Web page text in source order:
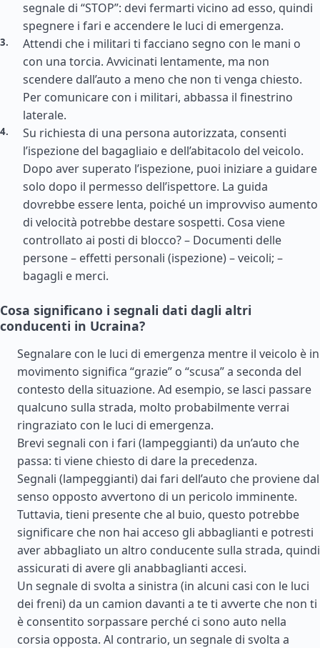
segnale di “STOP”: devi fermarti vicino ad esso, quindi
spegnere i fari e accendere le luci di emergenza.
Attendi che i militari ti facciano segno con le mani o
con una torcia. Avvicinati lentamente, ma non
scendere dall’auto a meno che non ti venga chiesto.
Per comunicare con i militari, abbassa il finestrino
laterale.
Su richiesta di una persona autorizzata, consenti
l’ispezione del bagagliaio e dell’abitacolo del veicolo.
Dopo aver superato l’ispezione, puoi iniziare a guidare
solo dopo il permesso dell’ispettore. La guida
dovrebbe essere lenta, poiché un improvviso aumento
di velocità potrebbe destare sospetti. Cosa viene
controllato ai posti di blocco? – Documenti delle
persone – effetti personali (ispezione) – veicoli; –
bagagli e merci.
Cosa significano i segnali dati dagli altri
conducenti in Ucraina?
Segnalare con le luci di emergenza mentre il veicolo è in
movimento significa “grazie” o “scusa” a seconda del
contesto della situazione. Ad esempio, se lasci passare
qualcuno sulla strada, molto probabilmente verrai
ringraziato con le luci di emergenza.
Brevi segnali con i fari (lampeggianti) da un’auto che
passa: ti viene chiesto di dare la precedenza.
Segnali (lampeggianti) dai fari dell’auto che proviene dal
senso opposto avvertono di un pericolo imminente.
Tuttavia, tieni presente che al buio, questo potrebbe
significare che non hai acceso gli abbaglianti e potresti
aver abbagliato un altro conducente sulla strada, quindi
assicurati di avere gli anabbaglianti accesi.
Un segnale di svolta a sinistra (in alcuni casi con le luci
dei freni) da un camion davanti a te ti avverte che non ti
è consentito sorpassare perché ci sono auto nella
corsia opposta. Al contrario, un segnale di svolta a